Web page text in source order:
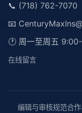
📞 (718) 762-7070
📧
🕐 周一至周五
在线留言
编辑与审核规范合